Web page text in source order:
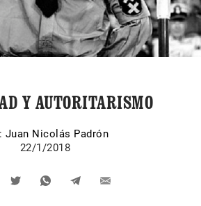
Y AUTORITARISMO
Juan Nicolás Padrón
22/1/2018